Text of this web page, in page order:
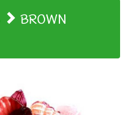
BROWN